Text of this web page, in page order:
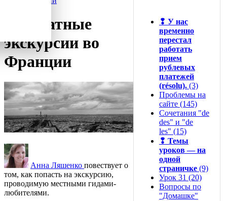
Бесплатные
экскурсии во
Франции
Анна Ляшенко повествует о
том, как попасть на экскурсию,
проводимую местными гидами-
любителями.
❢ У нас
временно
перестал
работать
прием
рублевых
платежей
(résolu). (3)
Проблемы на
сайте (145)
Сочетания "de
des" и "de
les" (15)
❢ Темы
уроков — на
одной
страничке (9)
Урок 31 (20)
Вопросы по
"Домашке"